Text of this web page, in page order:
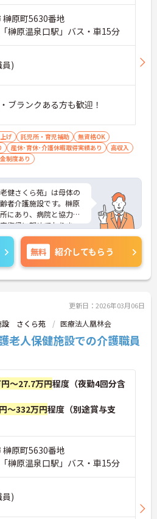
榊原町5630番地
榊原温泉口駅」バス・車15分
員)
ブランクある方も歓迎！
げ 託児所・育児補助
無資格OK
産休･育休･介護休暇取得実績あり
高収入
制度あり
健さくら苑」は母体の
者介護施設です。榊原
にあり、病院と協力を
復帰に努めておりま
を生かし、利用者様だ
持てる職場です♪
な託児所も完備してい
も職務に集中して働け
お気軽にご相談くださ
無料 紹介してもらう
更新日：2026年03月06日
設 さくら苑 医療法人凰林会
老人保健施設での介護職員
～27.7万円程度（夜勤4回分含
～332万円程度（別途賞与支
榊原町5630番地
榊原温泉口駅」バス・車15分
員)